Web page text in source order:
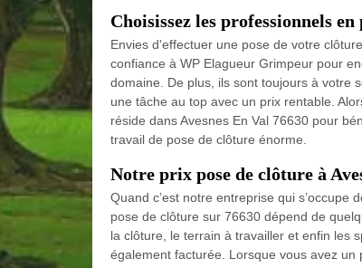
Choisissez les professionnels
Envies d'effectuer une pose de votre
confiance à WP Elagueur Grimpeur pour
domaine. De plus, ils sont toujours à votre
une tâche au top avec un prix rentable.
réside dans Avesnes En Val 76630 pour
travail de pose de clôture énorme.
Notre prix pose de clôture à
Quand c’est notre entreprise qui
pose de clôture sur 76630 dépend de
la clôture, le terrain à travailler et enfin les
également facturée. Lorsque vous avez